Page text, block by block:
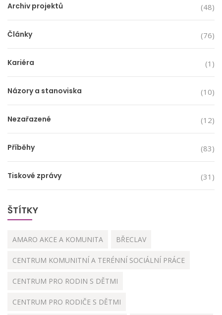
Archiv projektů (48)
Články (76)
Kariéra (1)
Názory a stanoviska (10)
Nezařazené (12)
Příběhy (83)
Tiskové zprávy (31)
ŠTÍTKY
AMARO AKCE A KOMUNITA BŘECLAV
CENTRUM KOMUNITNÍ A TERÉNNÍ SOCIÁLNÍ PRÁCE
CENTRUM PRO RODIN S DĚTMI
CENTRUM PRO RODIČE S DĚTMI